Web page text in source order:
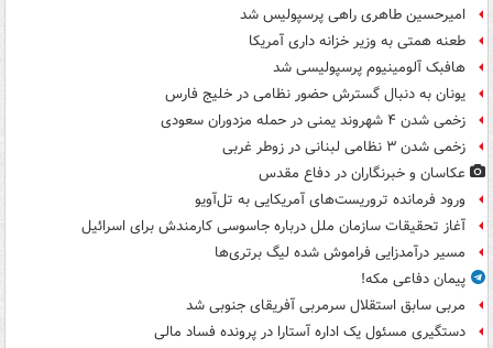
امیرحسین طاهری راهی پرسپولیس شد
طعنه همتی به وزیر خزانه داری آمریکا
هافبک آلومینیوم پرسپولیسی شد
یونان به دنبال گسترش حضور نظامی در خلیج فارس
زخمی شدن ۴ شهروند یمنی در حمله مزدوران سعودی
زخمی شدن ۳ نظامی لبنانی در زوطر غربی
عکاسان و خبرنگاران در دفاع مقدس
ورود فرمانده تروریست‌های آمریکایی به تل‌آویو
آغاز تحقیقات سازمان ملل درباره جاسوسی کارمندش برای اسرائیل
مسیر درآمدزایی فراموش شده لیگ برتری‌ها
پیمان دفاعی مکه!
مربی سابق استقلال سرمربی آفریقای جنوبی شد
دستگیری مسئول یک اداره آستارا در پرونده فساد مالی